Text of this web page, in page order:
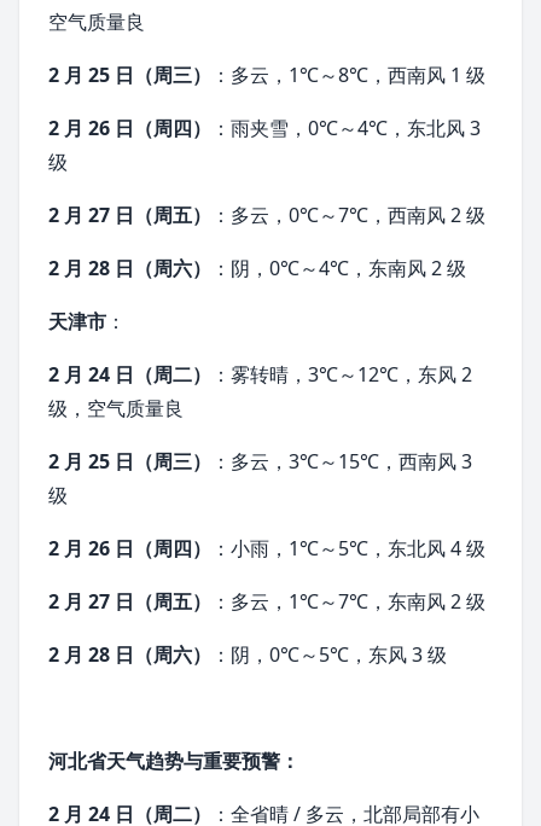
空气质量良
2 月 25 日（周三）
：多云，1℃～8℃，西南风 1 级
2 月 26 日（周四）
：雨夹雪，0℃～4℃，东北风 3
级
2 月 27 日（周五）
：多云，0℃～7℃，西南风 2 级
2 月 28 日（周六）
：阴，0℃～4℃，东南风 2 级
天津市 ：
2 月 24 日（周二）
：雾转晴，3℃～12℃，东风 2
级，空气质量良
2 月 25 日（周三）
：多云，3℃～15℃，西南风 3
级
2 月 26 日（周四）
：小雨，1℃～5℃，东北风 4 级
2 月 27 日（周五）
：多云，1℃～7℃，东南风 2 级
2 月 28 日（周六）
：阴，0℃～5℃，东风 3 级
河北省天气趋势与重要预警：
2 月 24 日（周二）
：全省晴 / 多云，北部局部有小